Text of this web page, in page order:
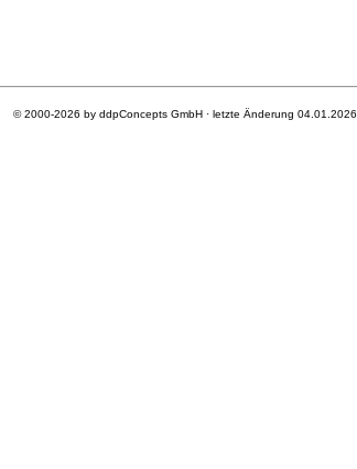
© 2000-2026 by ddpConcepts GmbH · letzte Änderung 04.01.2026